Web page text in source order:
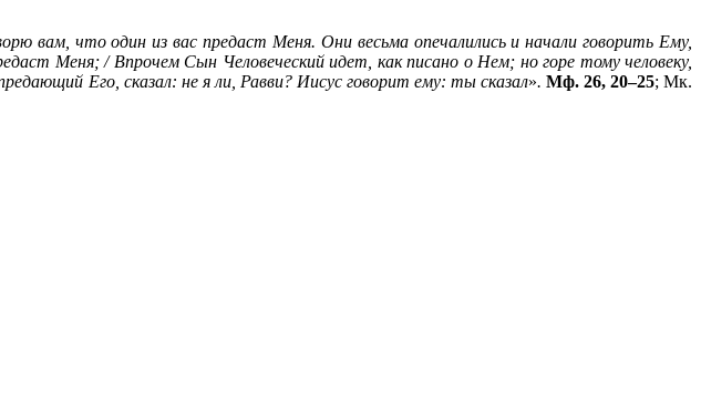
вам, что один из вас предаст Меня. Они весьма опечалились и начали говорить Ему,
Меня; / Впрочем Сын Человеческий идет, как писано о Нем; но горе тому человеку,
Его, сказал: не я ли, Равви? Иисус говорит ему: ты сказал». Мф. 26, 20–25; Мк.